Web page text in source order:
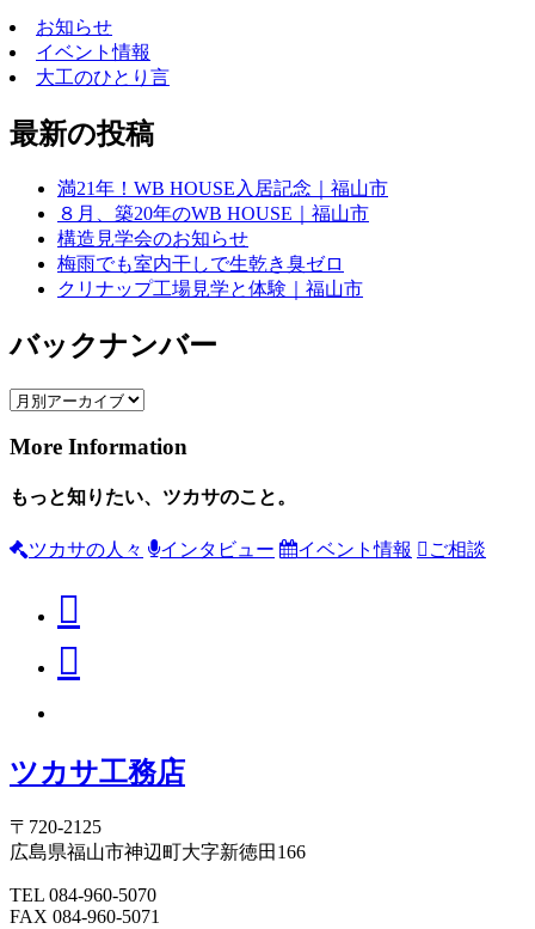
お知らせ
イベント情報
大工のひとり言
最新の投稿
満21年！WB HOUSE入居記念｜福山市
８月、築20年のWB HOUSE｜福山市
構造見学会のお知らせ
梅雨でも室内干しで生乾き臭ゼロ
クリナップ工場見学と体験｜福山市
バックナンバー
More Information
もっと知りたい、ツカサのこと。
ツカサの人々 インタビュー イベント情報 ご相談
ツカサ工務店
〒720-2125
広島県福山市神辺町大字新徳田166
TEL 084-960-5070
FAX 084-960-5071